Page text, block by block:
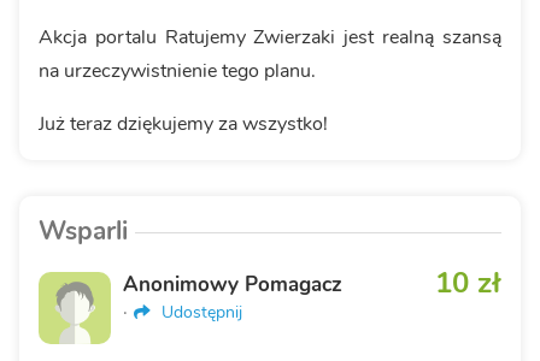
Akcja portalu Ratujemy Zwierzaki jest realną szansą
na urzeczywistnienie tego planu.
Już teraz dziękujemy za wszystko!
Wsparli
10 zł
Anonimowy Pomagacz
· Udostępnij